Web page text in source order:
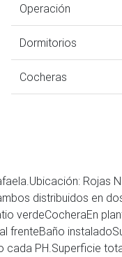
Operación
Dormitorios
Cocheras
Rojas
distribuidos en
verdeCocheraEn
frenteBaño
PH.Superficie